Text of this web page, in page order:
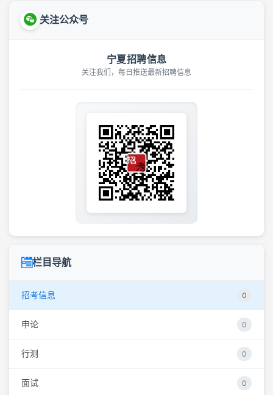
关注公众号
宁夏招聘信息
关注我们，每日推送最新招聘信息
栏目导航
招考信息 0
申论 0
行测 0
面试 0